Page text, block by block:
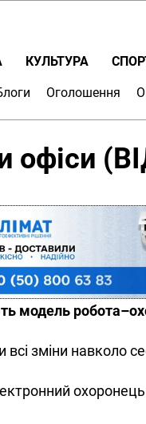
КУЛЬТУРА
Оголошення
офіси
модель
зміни навколо